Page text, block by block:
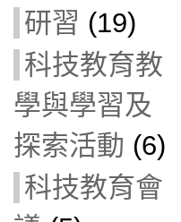
研習 (19)
科技教育教
學與學習及
探索活動 (6)
科技教育會